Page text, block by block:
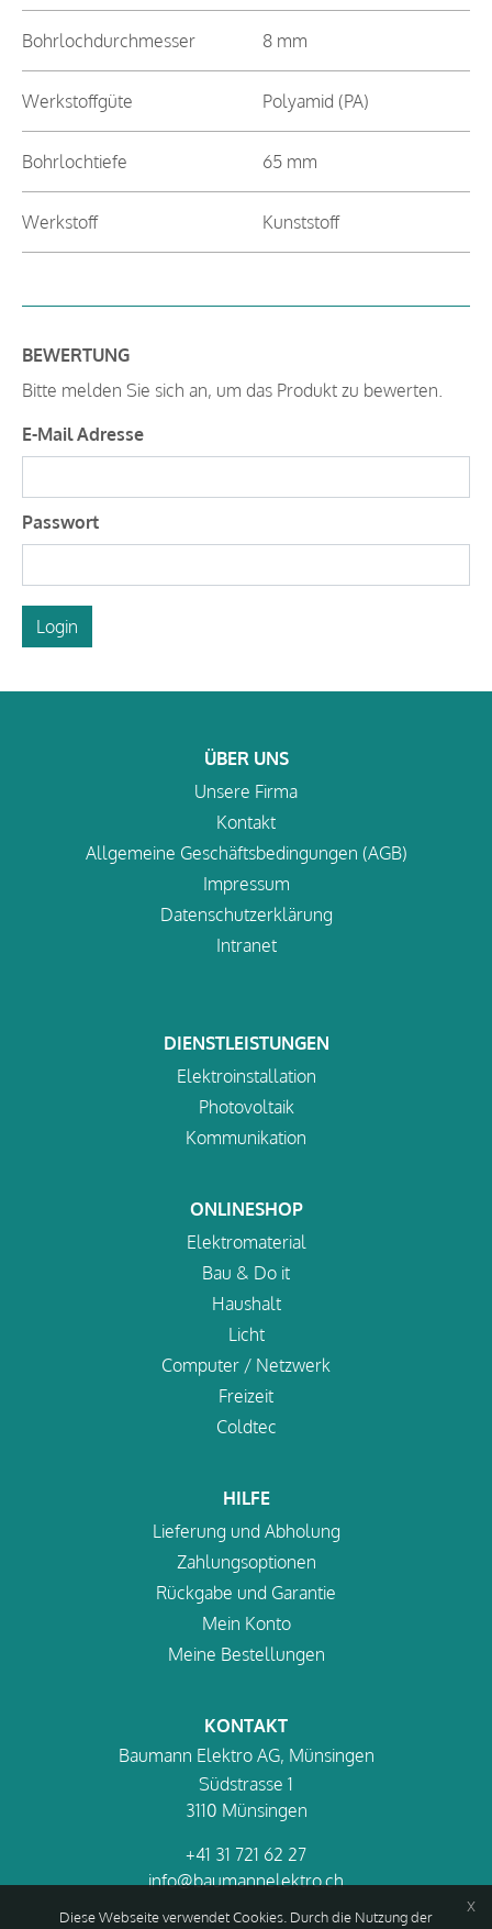
Bohrlochdurchmesser 8 mm
Werkstoffgüte Polyamid (PA)
Bohrlochtiefe 65 mm
Werkstoff Kunststoff
BEWERTUNG
Bitte melden Sie sich an, um das Produkt zu bewerten.
E-Mail Adresse
Passwort
Login
ÜBER UNS
Unsere Firma
Kontakt
Allgemeine Geschäftsbedingungen (AGB)
Impressum
Datenschutzerklärung
Intranet
DIENSTLEISTUNGEN
Elektroinstallation
Photovoltaik
Kommunikation
ONLINESHOP
Elektromaterial
Bau & Do it
Haushalt
Licht
Computer / Netzwerk
Freizeit
Coldtec
HILFE
Lieferung und Abholung
Zahlungsoptionen
Rückgabe und Garantie
Mein Konto
Meine Bestellungen
KONTAKT
Baumann Elektro AG, Münsingen
Südstrasse 1
3110 Münsingen
+41 31 721 62 27
info@baumannelektro.ch
Diese Webseite verwendet Cookies. Durch die Nutzung der
x